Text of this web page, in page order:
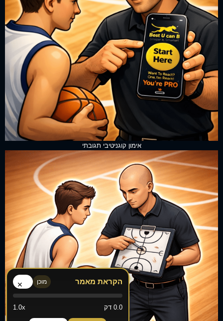
הקראת מאמר מוכן ×
0.0 דק 1.0x
אימון קוגניטיבי תגובתי